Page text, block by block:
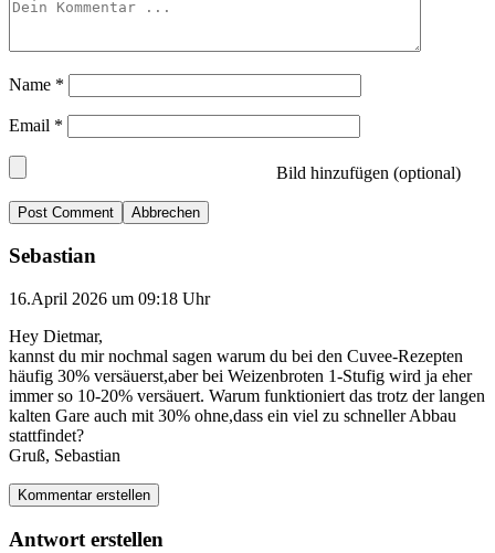
Name *
Email *
Bild hinzufügen (optional)
Abbrechen
Sebastian
16.April 2026 um 09:18 Uhr
Hey Dietmar,
kannst du mir nochmal sagen warum du bei den Cuvee-Rezepten
häufig 30% versäuerst,aber bei Weizenbroten 1-Stufig wird ja eher
immer so 10-20% versäuert. Warum funktioniert das trotz der langen
kalten Gare auch mit 30% ohne,dass ein viel zu schneller Abbau
stattfindet?
Gruß, Sebastian
Kommentar erstellen
Antwort erstellen